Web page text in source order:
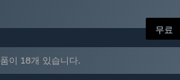
무료
이 18개 있습니다.